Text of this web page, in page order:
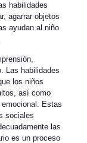
habilidades
agarrar objetos
ayudan al niño
Las habilidades
los niños
así como
emocional. Estas
sociales
las
es un proceso